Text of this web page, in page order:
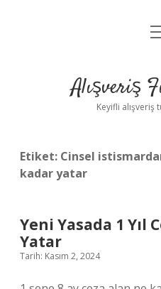
Yasal
Alışveriş
Keyifli alışveriş
Etiket: Cinsel
kadar yatar
Yeni Yasada 1 Yıl
Yatar
Tarih: Kasım 2, 2024